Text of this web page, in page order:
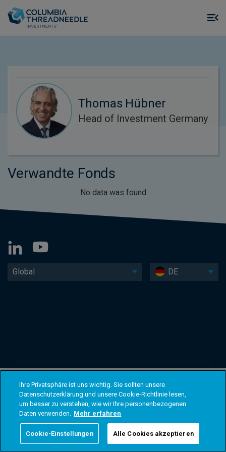
Thomas Hübner
Head of Investment Germany
Verwandte Fonds
No data was found
Global DE
Ihre Privatsphäre ist uns wichtig. Sie sollten unsere
Datenschutzerklärung und unsere Cookie-Richtlinie lesen,
um besser zu verstehen, wie wir Ihre personenbezogenen
Daten verwenden. Mehr erfahren
Cookie-Einstellungen Alle Cookies akzeptieren